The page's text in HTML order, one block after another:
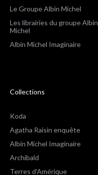
Le Groupe Albin Michel
Les librairies du groupe Albin
Michel
Albin Michel Imaginaire
Collections
Koda
Agatha Raisin enquête
Albin Michel Imaginaire
Archibald
Terres d'Amérique